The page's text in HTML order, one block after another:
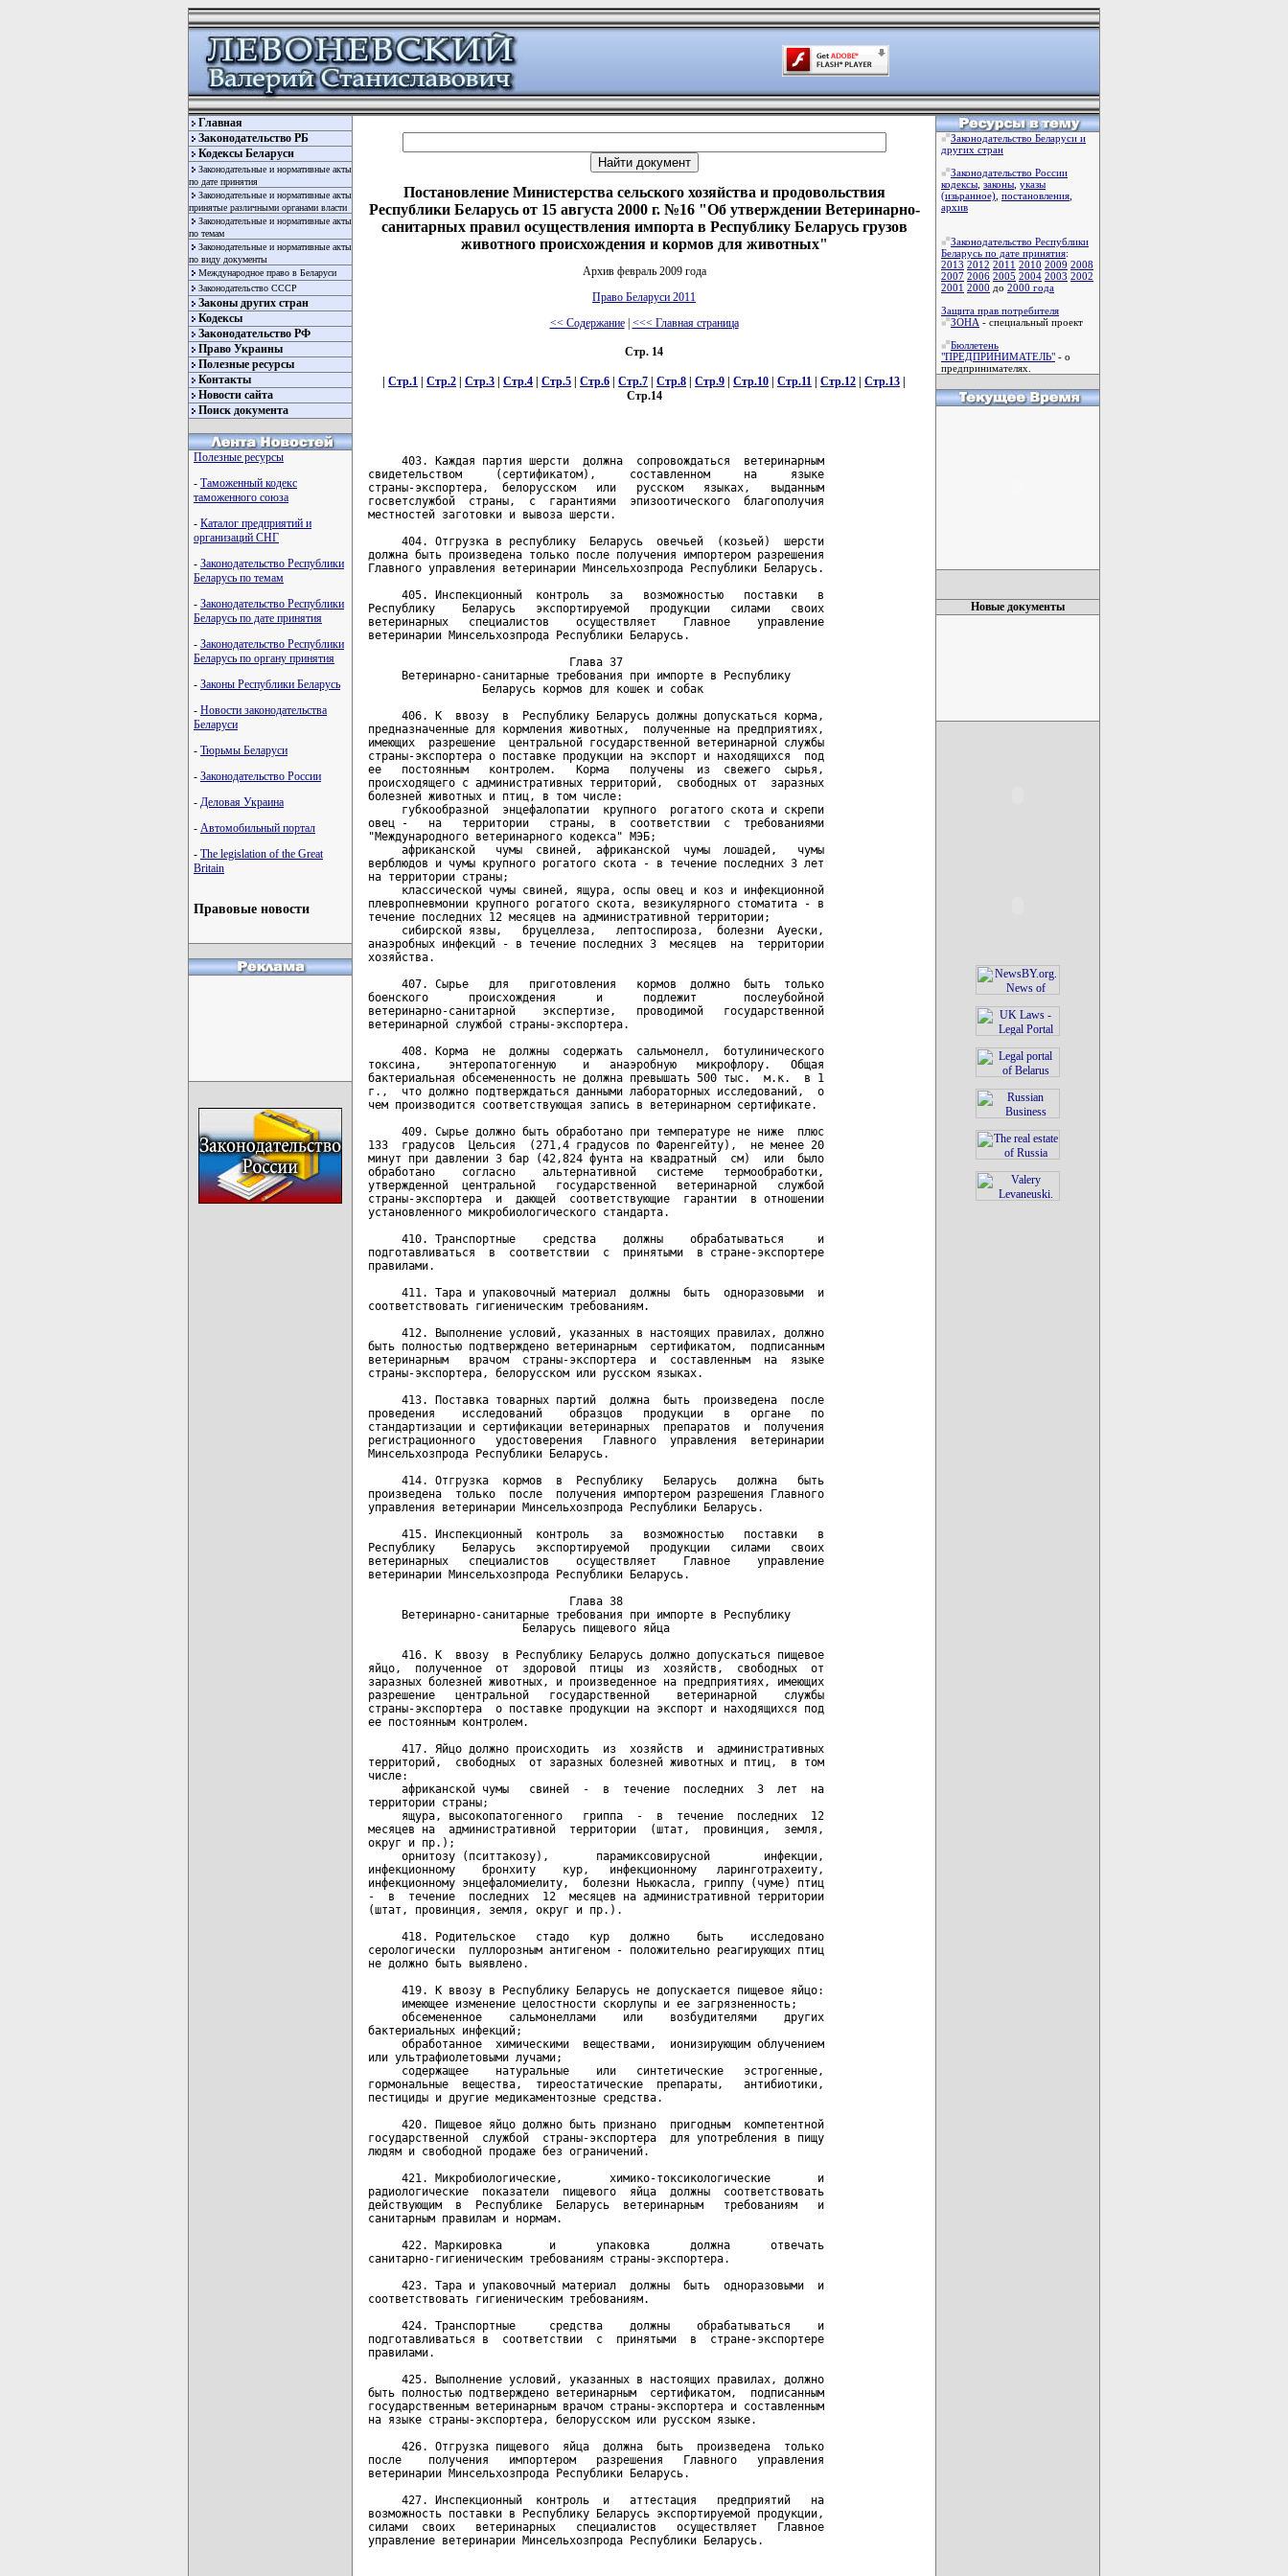
Главная
Законодательство РБ
Кодексы Беларуси
Законодательные и нормативные акты
по дате принятия
Законодательные и нормативные акты
принятые различными органами власти
Законодательные и нормативные акты
по темам
Законодательные и нормативные акты
по виду документы
Международное право в Беларуси
Законодательство СССР
Законы других стран
Кодексы
Законодательство РФ
Право Украины
Полезные ресурсы
Контакты
Новости сайта
Поиск документа
Полезные ресурсы
- Таможенный кодекс
таможенного союза
- Каталог предприятий и
организаций СНГ
- Законодательство Республики
Беларусь по темам
- Законодательство Республики
Беларусь по дате принятия
- Законодательство Республики
Беларусь по органу принятия
- Законы Республики Беларусь
- Новости законодательства
Беларуси
- Тюрьмы Беларуси
- Законодательство России
- Деловая Украина
- Автомобильный портал
- The legislation of the Great
Britain
Правовые новости
Постановление Министерства сельского хозяйства и продовольствия
Республики Беларусь от 15 августа 2000 г. №16 "Об утверждении Ветеринарно-
санитарных правил осуществления импорта в Республику Беларусь грузов
животного происхождения и кормов для животных"
Архив февраль 2009 года
Право Беларуси 2011
<< Содержание| <<< Главная страница
Стр. 14
Стр.1 Стр.2 Стр.3 Стр.4 Стр.5 Стр.6 Стр.7 Стр.8 Стр.9 Стр.10 Стр.11 Стр.12 Стр.13
Стр.14
     403. Каждая партия шерсти  должна  сопровождаться  ветеринарным
свидетельством     (сертификатом),     составленном     на     языке
страны-экспортера,  белорусском   или   русском   языках,   выданным
госветслужбой  страны,  с  гарантиями  эпизоотического  благополучия
местностей заготовки и вывоза шерсти.
     404. Отгрузка в республику  Беларусь  овечьей  (козьей)  шерсти
должна быть произведена только после получения импортером разрешения
Главного управления ветеринарии Минсельхозпрода Республики Беларусь.
     405. Инспекционный  контроль   за   возможностью   поставки   в
Республику    Беларусь   экспортируемой   продукции   силами   своих
ветеринарных   специалистов    осуществляет    Главное    управление
ветеринарии Минсельхозпрода Республики Беларусь.
                              Глава 37
     Ветеринарно-санитарные требования при импорте в Республику
                 Беларусь кормов для кошек и собак
     406. К  ввозу  в  Республику Беларусь должны допускаться корма,
предназначенные для кормления животных,  полученные на предприятиях,
имеющих  разрешение  центральной государственной ветеринарной службы
страны-экспортера о поставке продукции на экспорт и находящихся  под
ее   постоянным   контролем.   Корма   получены  из  свежего  сырья,
происходящего с административных территорий,  свободных от  заразных
болезней животных и птиц, в том числе:
     губкообразной  энцефалопатии  крупного  рогатого скота и скрепи
овец -   на   территории   страны,  в  соответствии  с  требованиями
"Международного ветеринарного кодекса" МЭБ;
     африканской   чумы  свиней,  африканской  чумы  лошадей,   чумы
верблюдов и чумы крупного рогатого скота - в течение последних 3 лет
на территории страны;
     классической чумы свиней, ящура, оспы овец и коз и инфекционной
плевропневмонии крупного рогатого скота, везикулярного стоматита - в
течение последних 12 месяцев на административной территории;
     сибирской язвы,   бруцеллеза,   лептоспироза,  болезни  Ауески,
анаэробных инфекций - в течение последних 3  месяцев  на  территории
хозяйства.
     407. Сырье   для   приготовления   кормов  должно  быть  только
боенского      происхождения      и      подлежит       послеубойной
ветеринарно-санитарной    экспертизе,   проводимой   государственной
ветеринарной службой страны-экспортера.
     408. Корма  не  должны  содержать  сальмонелл,  ботулинического
токсина,    энтеропатогенную    и   анаэробную   микрофлору.   Общая
бактериальная обсемененность не должна превышать 500 тыс.  м.к.  в 1
г.,  что должно подтверждаться данными лабораторных исследований,  о
чем производится соответствующая запись в ветеринарном сертификате.
     409. Сырье должно быть обработано при температуре не ниже  плюс
133  градусов  Цельсия  (271,4 градусов по Фаренгейту),  не менее 20
минут при давлении 3 бар (42,824 фунта на квадратный  см)  или  было
обработано    согласно    альтернативной   системе   термообработки,
утвержденной  центральной   государственной   ветеринарной   службой
страны-экспортера  и  дающей  соответствующие  гарантии  в отношении
установленного микробиологического стандарта.
     410. Транспортные    средства    должны    обрабатываться     и
подготавливаться  в  соответствии  с  принятыми  в стране-экспортере
правилами.
     411. Тара и упаковочный материал  должны  быть  одноразовыми  и
соответствовать гигиеническим требованиям.
     412. Выполнение условий, указанных в настоящих правилах, должно
быть полностью подтверждено ветеринарным  сертификатом,  подписанным
ветеринарным   врачом  страны-экспортера  и  составленным  на  языке
страны-экспортера, белорусском или русском языках.
     413. Поставка товарных партий  должна  быть  произведена  после
проведения    исследований    образцов   продукции   в   органе   по
стандартизации и сертификации ветеринарных  препаратов  и  получения
регистрационного   удостоверения   Главного  управления  ветеринарии
Минсельхозпрода Республики Беларусь.
     414. Отгрузка  кормов  в  Республику   Беларусь   должна   быть
произведена  только  после  получения импортером разрешения Главного
управления ветеринарии Минсельхозпрода Республики Беларусь.
     415. Инспекционный  контроль   за   возможностью   поставки   в
Республику    Беларусь   экспортируемой   продукции   силами   своих
ветеринарных   специалистов    осуществляет    Главное    управление
ветеринарии Минсельхозпрода Республики Беларусь.
                              Глава 38
     Ветеринарно-санитарные требования при импорте в Республику
                       Беларусь пищевого яйца
     416. К  ввозу  в Республику Беларусь должно допускаться пищевое
яйцо,  полученное  от  здоровой  птицы  из  хозяйств,  свободных  от
заразных болезней животных, и произведенное на предприятиях, имеющих
разрешение   центральной   государственной    ветеринарной    службы
страны-экспортера  о поставке продукции на экспорт и находящихся под
ее постоянным контролем.
     417. Яйцо должно происходить  из  хозяйств  и  административных
территорий,  свободных  от заразных болезней животных и птиц,  в том
числе:
     африканской чумы   свиней  -  в  течение  последних  3  лет  на
территории страны;
     ящура, высокопатогенного   гриппа  -  в  течение  последних  12
месяцев на  административной  территории  (штат,  провинция,  земля,
округ и пр.);
     орнитозу (пситтакозу),       парамиксовирусной        инфекции,
инфекционному    бронхиту    кур,   инфекционному   ларинготрахеиту,
инфекционному энцефаломиелиту,  болезни Ньюкасла, гриппу (чуме) птиц
-  в  течение  последних  12  месяцев на административной территории
(штат, провинция, земля, округ и пр.).
     418. Родительское   стадо   кур   должно    быть    исследовано
серологически  пуллорозным антигеном - положительно реагирующих птиц
не должно быть выявлено.
     419. К ввозу в Республику Беларусь не допускается пищевое яйцо:
     имеющее изменение целостности скорлупы и ее загрязненность;
     обсемененное    сальмонеллами    или    возбудителями    других
бактериальных инфекций;
     обработанное  химическими  веществами,  ионизирующим облучением
или ультрафиолетовыми лучами;
     содержащее    натуральные    или   синтетические   эстрогенные,
гормональные  вещества,  тиреостатические  препараты,   антибиотики,
пестициды и другие медикаментозные средства.
     420. Пищевое яйцо должно быть признано  пригодным  компетентной
государственной  службой  страны-экспортера  для употребления в пищу
людям и свободной продаже без ограничений.
     421. Микробиологические,       химико-токсикологические       и
радиологические  показатели  пищевого  яйца  должны  соответствовать
действующим  в  Республике  Беларусь  ветеринарным   требованиям   и
санитарным правилам и нормам.
     422. Маркировка       и      упаковка      должна      отвечать
санитарно-гигиеническим требованиям страны-экспортера.
     423. Тара и упаковочный материал  должны  быть  одноразовыми  и
соответствовать гигиеническим требованиям.
     424. Транспортные     средства    должны    обрабатываться    и
подготавливаться в  соответствии  с  принятыми  в  стране-экспортере
правилами.
     425. Выполнение условий, указанных в настоящих правилах, должно
быть полностью подтверждено ветеринарным  сертификатом,  подписанным
государственным ветеринарным врачом страны-экспортера и составленным
на языке страны-экспортера, белорусском или русском языке.
     426. Отгрузка пищевого  яйца  должна  быть  произведена  только
после    получения   импортером   разрешения   Главного   управления
ветеринарии Минсельхозпрода Республики Беларусь.
     427. Инспекционный  контроль  и   аттестация   предприятий   на
возможность поставки в Республику Беларусь экспортируемой продукции,
силами  своих   ветеринарных   специалистов   осуществляет   Главное
управление ветеринарии Минсельхозпрода Республики Беларусь.
Законодательство Беларуси и
других стран
Законодательство России
кодексы законы указы
(изьранное) постановления
архив
Законодательство Республики
Беларусь по дате принятия:
2013 2012 2011 2010 2009 2008
2007 2006 2005 2004 2003 2002
2001 2000 до 2000 года
Защита прав потребителя
ЗОНА - специальный проект
Бюллетень
"ПРЕДПРИНИМАТЕЛЬ" - о
предпринимателях.
Новые документы